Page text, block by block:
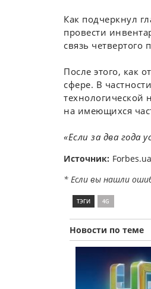
Как подчеркнул
провести
связь четвертого
После этого, как
сфере. В
технологической
на имеющихся
«Если за два года
Источник: Forbes.ua
* Если вы нашли
ТЭГИ 4G
Новости по теме